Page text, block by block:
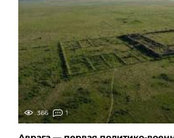
366 1